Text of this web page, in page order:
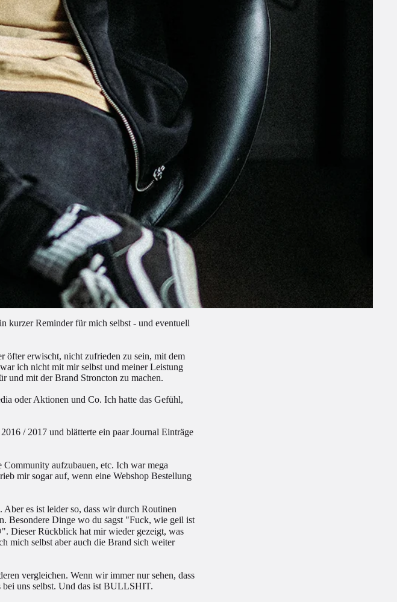
kurzer Reminder für mich selbst - und eventuell
öfter erwischt, nicht zufrieden zu sein, mit dem
ich nicht mit mir selbst und meiner Leistung
und mit der Brand Stroncton zu machen.
oder Aktionen und Co. Ich hatte das Gefühl,
/ 2017 und blätterte ein paar Journal Einträge
aufzubauen, etc. Ich war mega
mir sogar auf, wenn eine Webshop Bestellung
es ist leider so, dass wir durch Routinen
Besondere Dinge wo du sagst "Fuck, wie geil ist
Dieser Rückblick hat mir wieder gezeigt, was
mich selbst aber auch die Brand sich weiter
vergleichen. Wenn wir immer nur sehen, dass
bei uns selbst. Und das ist BULLSHIT.